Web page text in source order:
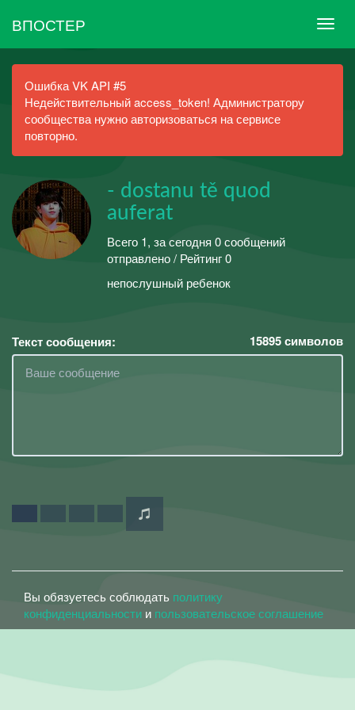
ВПОСТЕР
Ошибка VK API #5
Недействительный access_token! Администратору
сообщества нужно авторизоваться на сервисе
повторно.
- dostanu tě quod
auferat
Всего 1, за сегодня 0 сообщений
отправлено / Рейтинг 0
непослушный ребенок
Текст сообщения: 15895символов
Вы обязуетесь соблюдать политику
конфиденциальности и пользовательское соглашение